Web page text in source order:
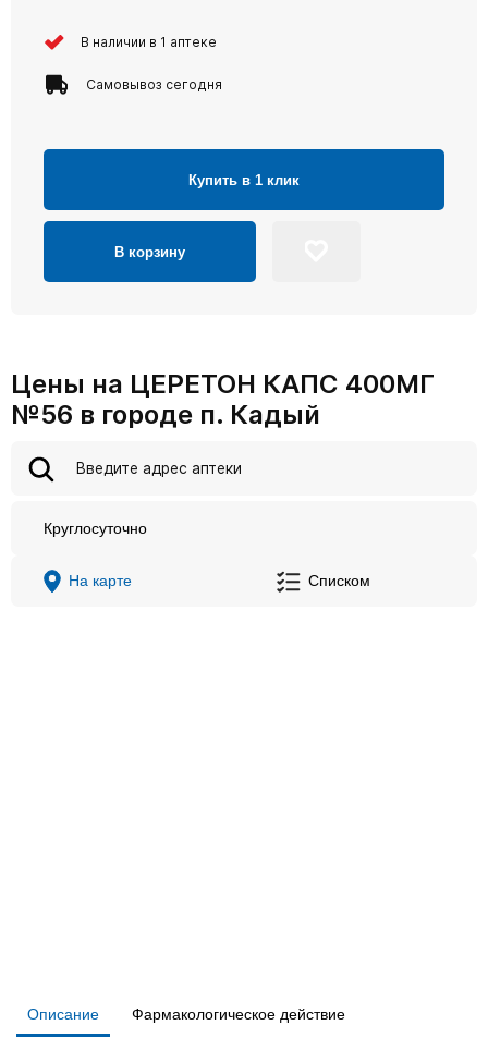
В наличии в 1 аптеке
Самовывоз сегодня
Купить в 1 клик
В корзину
Цены на ЦЕРЕТОН КАПС 400МГ
№56 в городе п. Кадый
Круглосуточно
На карте Списком
Описание Фармакологическое действие